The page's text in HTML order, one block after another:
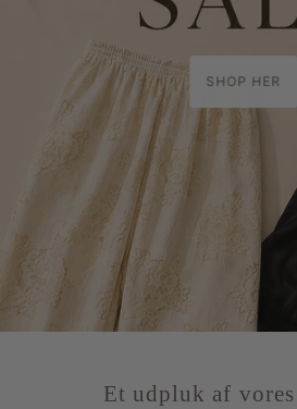
SHOP HER
Et udpluk af